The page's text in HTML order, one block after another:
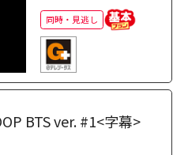
同時・見逃し
BTS ver. #1<字幕>